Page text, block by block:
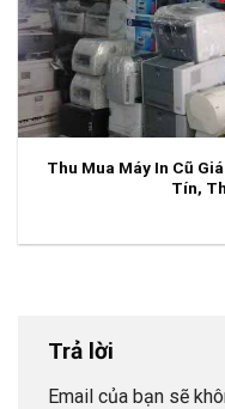
Thu Mua Máy In Cũ
Tín,
Trả lời
Email của bạn sẽ